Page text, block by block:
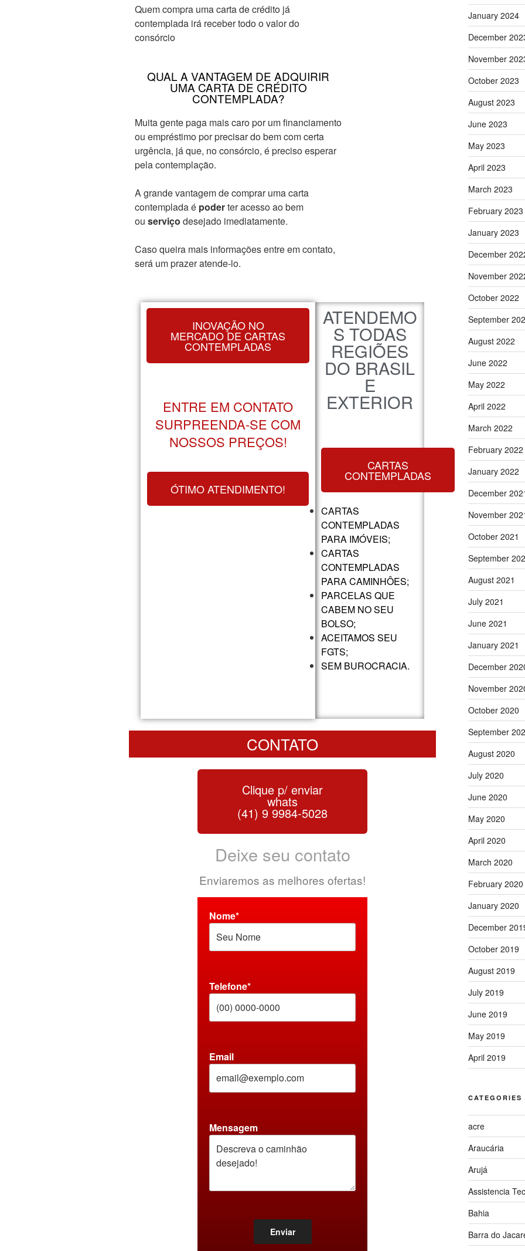
Quem compra uma carta de crédito já
contemplada irá receber todo o valor do
consórcio
QUAL A VANTAGEM DE ADQUIRIR
UMA CARTA DE CRÉDITO
CONTEMPLADA?
Muita gente paga mais caro por um financiamento
ou empréstimo por precisar do bem com certa
urgência, já que, no consórcio, é preciso esperar
pela contemplação.
A grande vantagem de comprar uma carta
contemplada é poderter acesso ao bem
ou serviço desejado imediatamente.
Caso queira mais informações entre em contato,
será um prazer atende-lo.
INOVAÇÃO NO
MERCADO DE CARTAS
CONTEMPLADAS
ENTRE EM CONTATO
SURPREENDA-SE COM
NOSSOS PREÇOS!
ÓTIMO ATENDIMENTO!
ATENDEMO
S TODAS
REGIÕES
DO BRASIL
E
EXTERIOR
CARTAS
CONTEMPLADAS
CARTAS
CONTEMPLADAS
PARA IMÓVEIS;
CARTAS
CONTEMPLADAS
PARA CAMINHÔES;
PARCELAS QUE
CABEM NO SEU
BOLSO;
ACEITAMOS SEU
FGTS;
SEM BUROCRACIA.
CONTATO
Clique p/ enviar
whats
(41) 9 9984-5028
Deixe seu contato
Enviaremos as melhores ofertas!
Nome*
Telefone*
Email
Mensagem
January 2024
December
November
October 2023
August 2023
June 2023
May 2023
April 2023
March 2023
February 2023
January 2023
December
November
October 2022
September
August 2022
June 2022
May 2022
April 2022
March 2022
February 2022
January 2022
December
November
October 2021
September
August 2021
July 2021
June 2021
January 2021
December
November
October 2020
September
August 2020
July 2020
June 2020
May 2020
April 2020
March 2020
February 2020
January 2020
December
October 2019
August 2019
July 2019
June 2019
May 2019
April 2019
CATEGORIES
acre
Araucária
Arujá
Assistencia
Bahia
Barra do